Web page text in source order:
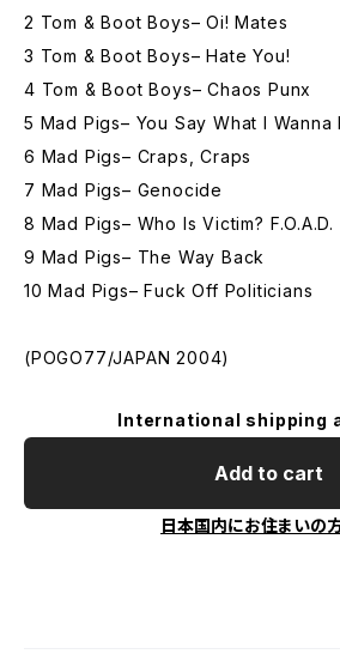
2 Tom & Boot Boys– Oi! Mates
3 Tom & Boot Boys– Hate You!
4 Tom & Boot Boys– Chaos Punx
5 Mad Pigs– You Say What I Wanna
6 Mad Pigs– Craps, Craps
7 Mad Pigs– Genocide
8 Mad Pigs– Who Is Victim? F.O.A.D.
9 Mad Pigs– The Way Back
10 Mad Pigs– Fuck Off Politicians
(POGO77/JAPAN 2004)
International shipping
Add to cart
日本国内にお住まいの